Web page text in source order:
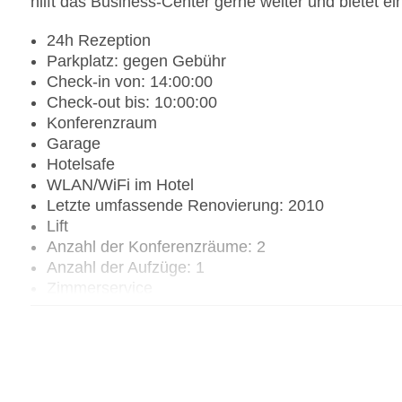
24h Rezeption
Parkplatz: gegen Gebühr
Check-in von: 14:00:00
Check-out bis: 10:00:00
Konferenzraum
Garage
Hotelsafe
WLAN/WiFi im Hotel
Letzte umfassende Renovierung: 2010
Lift
Anzahl der Konferenzräume: 2
Anzahl der Aufzüge: 1